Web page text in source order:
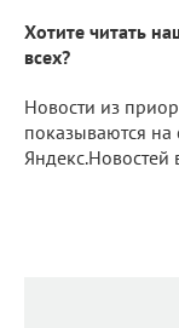
Хотите читать
всех?
Новости из
показываются на
Яндекс.Новостей